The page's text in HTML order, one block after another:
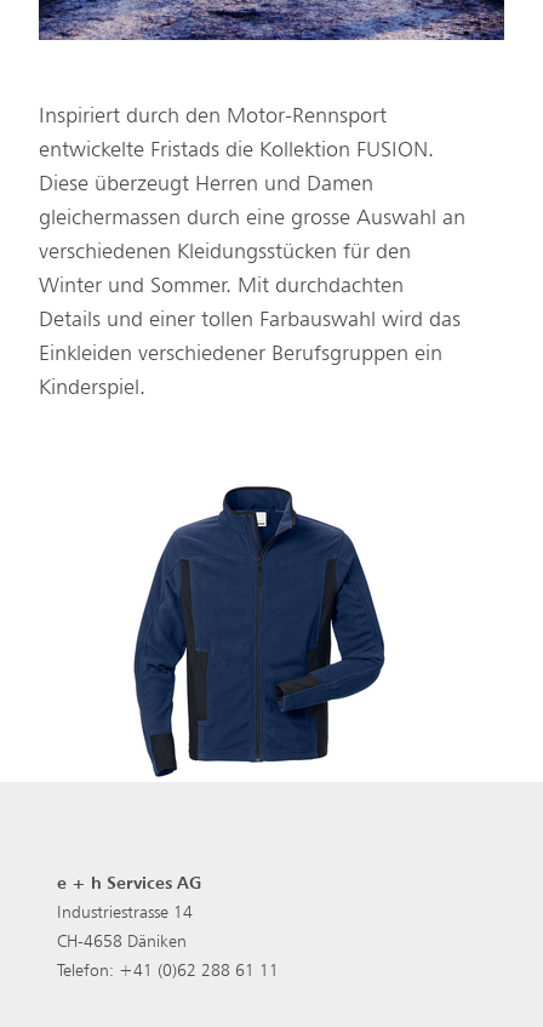
Inspiriert durch den Motor-Rennsport
entwickelte Fristads die Kollektion FUSION.
Diese überzeugt Herren und Damen
gleichermassen durch eine grosse Auswahl an
verschiedenen Kleidungsstücken für den
Winter und Sommer. Mit durchdachten
Details und einer tollen Farbauswahl wird das
Einkleiden verschiedener Berufsgruppen ein
Kinderspiel.
e + h Services AG
Industriestrasse 14
CH-4658 Däniken
Telefon: +41 (0)62 288 61 11